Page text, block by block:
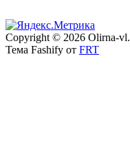
Copyright © 2026 Olirna-
Тема Fashify от FRT